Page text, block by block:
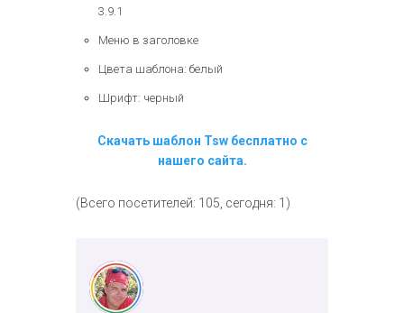
3.9.1
Меню в заголовке
Цвета шаблона: белый
Шрифт: черный
Скачать шаблон Tsw бесплатно с
нашего сайта.
(Всего посетителей: 105, сегодня: 1)